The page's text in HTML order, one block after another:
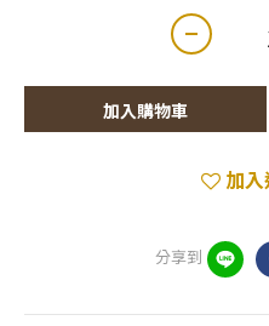
加入購物車
加
分享到